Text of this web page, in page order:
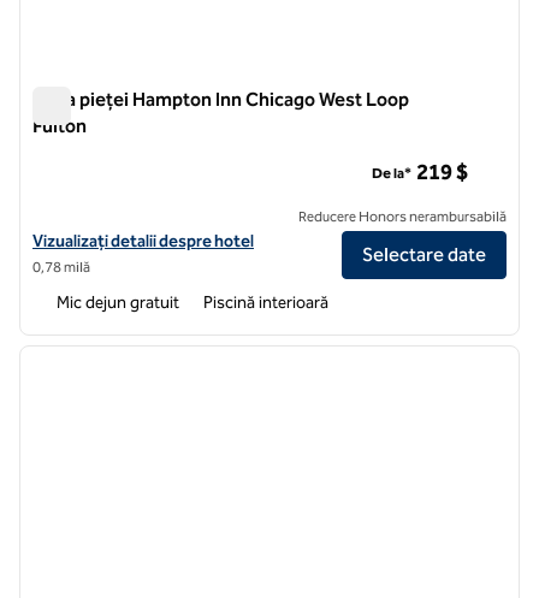
Zona pieței Hampton Inn Chicago West Loop
Fulton
Vizualizați detaliile hotelului pentru Hampton piață Hampton Inn
Vizualizați detalii despre hotel
0,78 milă
De la* 219 $
Reducere Honors nerambursabilă
Selectare date
Mic dejun gratuit Piscină interioară
1 din 12